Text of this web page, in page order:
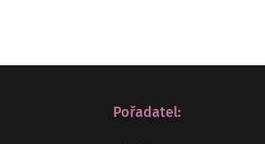
Pořadatel: